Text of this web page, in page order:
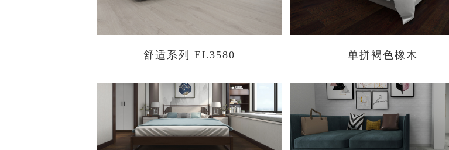
舒适系列 EL3580 单拼褐色橡木